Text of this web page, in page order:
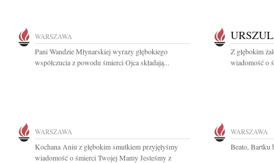
WARSZAWA
Pani Wandzie Młynarskiej wyrazy głębokiego
współczucia z powodu śmierci Ojca składają...
Z głębokim
wiadomość o
WARSZAWA
Kochana Aniu z głębokim smutkiem przyjęłyśmy
wiadomość o śmierci Twojej Mamy Jesteśmy z
WARSZAWA
Beato, Bartku